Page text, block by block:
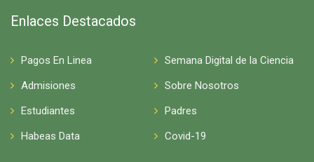
Enlaces Destacados
Pagos En Linea
Semana Digital de la Ciencia
Admisiones
Sobre Nosotros
Estudiantes
Padres
Habeas Data
Covid-19